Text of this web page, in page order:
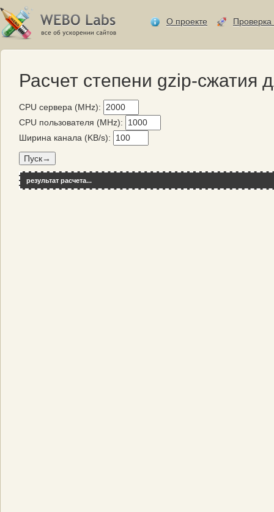
О проекте Проверка
Расчет степени gzip-сжатия
CPU сервера (MHz):
CPU пользователя (MHz):
Ширина канала (KB/s):